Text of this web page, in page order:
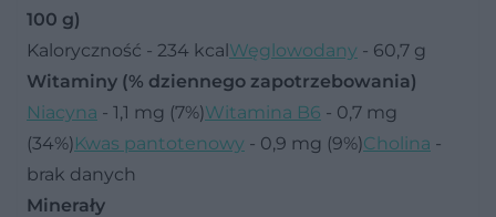
100 g)
Kaloryczność - 234 kcalWęglowodany - 60,7 g
Witaminy (% dziennego zapotrzebowania)
Niacyna - 1,1 mg (7%)Witamina B6 - 0,7 mg
(34%)Kwas pantotenowy - 0,9 mg (9%)Cholina -
brak danych
Minerały